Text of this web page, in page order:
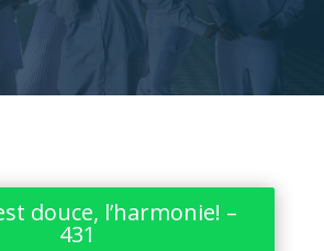
douce, l’harmonie! –
431